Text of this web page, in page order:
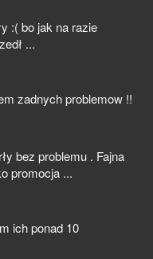
:( bo jak na razie
...
zadnych problemow !!
bez problemu . Fajna
promocja ...
ich ponad 10